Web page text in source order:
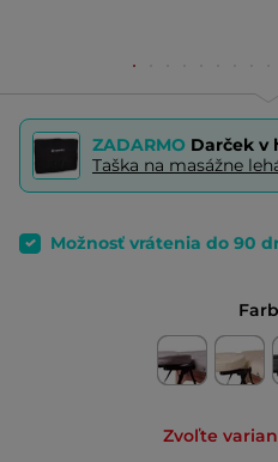
ZADARMO Darček v
Taška na masážne
Možnosť vrátenia do 90
Zvoľte